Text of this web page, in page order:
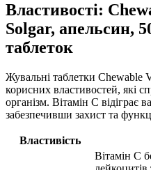
Властивості:
Solgar, апельсин,
таблеток
Жувальні таблетки Chewable
корисних властивостей, які
організм. Вітамін C відіграє
забезпечивши захист та
Властивість
Вітамін C